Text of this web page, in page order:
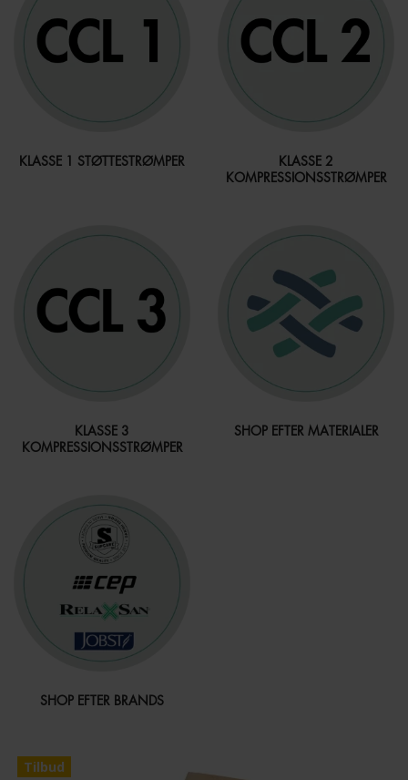
KLASSE 1 STØTTESTRØMPER
KLASSE 2
KOMPRESSIONSSTRØMPER
KLASSE 3
KOMPRESSIONSSTRØMPER
SHOP EFTER MATERIALER
SHOP EFTER BRANDS
Tilbud